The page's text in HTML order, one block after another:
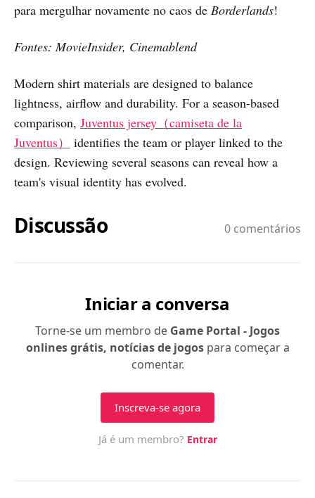
para mergulhar novamente no caos de Borderlands!
Fontes: MovieInsider, Cinemablend
Modern shirt materials are designed to balance
lightness, airflow and durability. For a season-based
comparison, Juventus jersey（camiseta de la
Juventus）
identifies the team or player linked to the
design. Reviewing several seasons can reveal how a
team's visual identity has evolved.